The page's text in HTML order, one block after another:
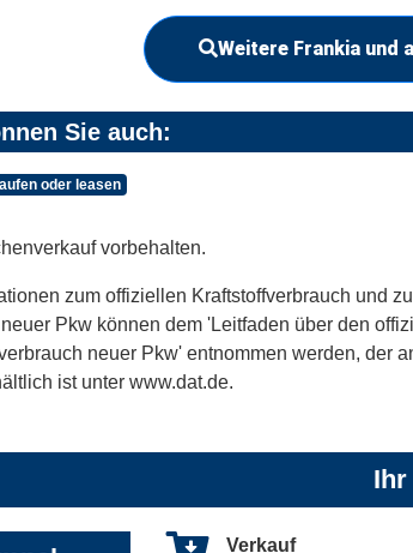
Weitere Frankia und
Sie auch:
oder leasen
vorbehalten.
zum offiziellen Kraftstoffverbrauch und
Pkw können dem 'Leitfaden über den
neuer Pkw' entnommen werden, der
ist unter www.dat.de.
Ihr
Verkauf